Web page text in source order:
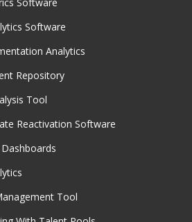
Software
Analytics
Repository
Tool
Reactivation Software
Tool